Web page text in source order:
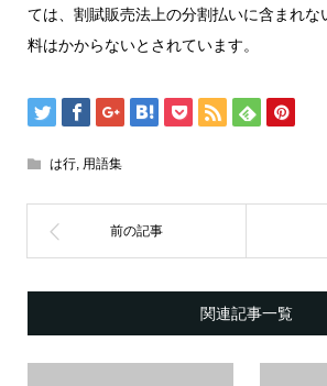
ては、割賦販売法上の分割払いに含まれな
料はかからないとされています。
は行, 用語集
関連記事一覧